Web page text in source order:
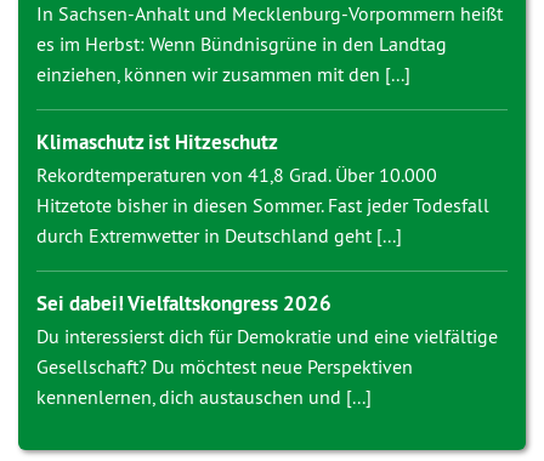
In Sachsen-Anhalt und Mecklenburg-Vorpommern heißt
es im Herbst: Wenn Bündnisgrüne in den Landtag
einziehen, können wir zusammen mit den [...]
Klimaschutz ist Hitzeschutz
Rekordtemperaturen von 41,8 Grad. Über 10.000
Hitzetote bisher in diesen Sommer. Fast jeder Todesfall
durch Extremwetter in Deutschland geht [...]
Sei dabei! Vielfaltskongress 2026
Du interessierst dich für Demokratie und eine vielfältige
Gesellschaft? Du möchtest neue Perspektiven
kennenlernen, dich austauschen und [...]